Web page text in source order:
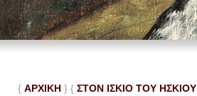
{ ΑΡΧΙΚΗ } { ΣΤΟΝ ΙΣΚΙΟ ΤΟΥ ΗΣΚΙΟΥ